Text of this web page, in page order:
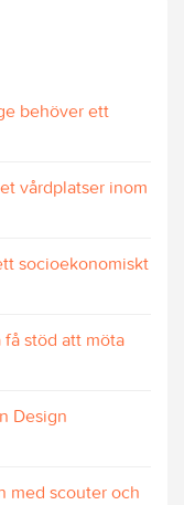
behöver ett
vårdplatser inom
socioekonomiskt
få stöd att möta
Design
med scouter och